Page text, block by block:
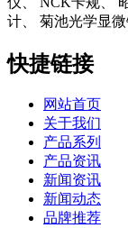
计、 菊池光学显微
快捷链接
网站首页
关于我们
产品系列
产品资讯
新闻资讯
新闻动态
品牌推荐